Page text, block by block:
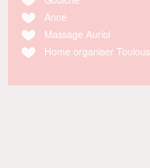
Anne
Massage Auriol
Home organiser